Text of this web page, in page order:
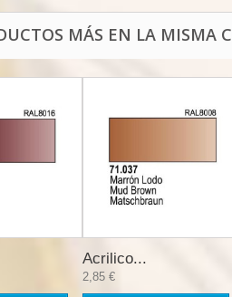
MÁS EN LA MISMA
Acrilico...
2,85 €